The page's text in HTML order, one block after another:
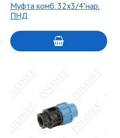
Муфта комб. 32х3/4"нар.
ПНД